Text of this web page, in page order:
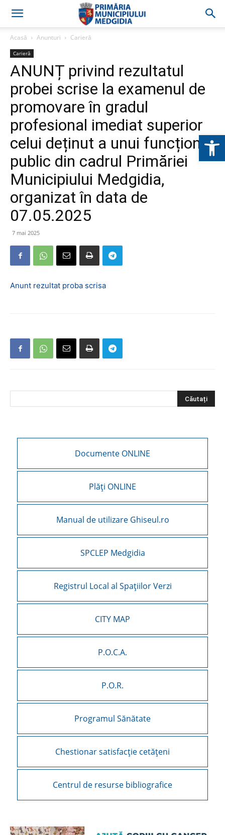
Acasă Anunturi Carieră
Carieră
ANUNȚ privind rezultatul
probei scrise la examenul de
promovare în gradul
profesional imediat superior
celui deținut a unui funcționar
public din cadrul Primăriei
Municipiului Medgidia,
organizat în data de
07.05.2025
7 mai 2025
Anunt rezultat proba scrisa
Documente ONLINE
Plăți ONLINE
Manual de utilizare Ghiseul.ro
SPCLEP Medgidia
Registrul Local al Spațiilor Verzi
CITY MAP
P.O.C.A.
P.O.R.
Programul Sănătate
Chestionar satisfacție cetățeni
Centrul de resurse bibliografice